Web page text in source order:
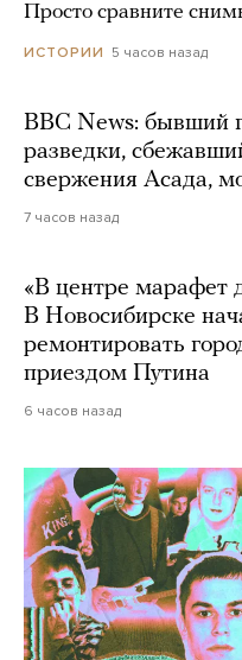
Просто сравните
ИСТОРИИ 5 часов назад
BBC News: бывший
разведки,
свержения Асада,
7 часов назад
«В центре марафет
В Новосибирске
ремонтировать
приездом Путина
6 часов назад